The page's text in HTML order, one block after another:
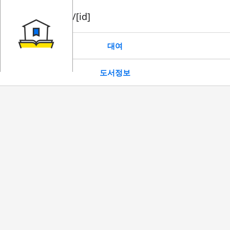
book/rent/[id]
대여
도서정보